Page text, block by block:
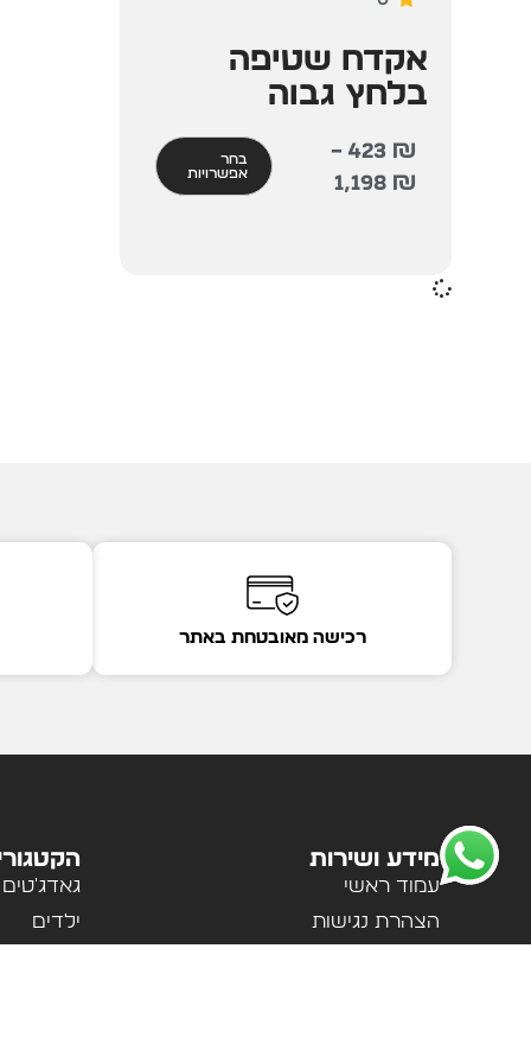
אקדח שטיפה
בלחץ גבוה
423 ₪
–
1,198 ₪
בחר
אפשרויות
רכישה מאובטחת באתר
מידע ושירות
עמוד ראשי
הצהרת נגישות
גאדג'טים
ילדים